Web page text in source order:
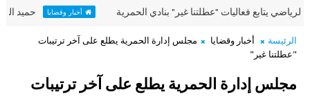
فعاليات "عطلتنا غير" بنادي الحمرية أخبار وقضايا حميد الشامسي
الرئيسة أخبار وقضايا
مجلس إدارة الحمرية يطلع على آخر ترتيبات
"عطلتنا غير"
مجلس إدارة الحمرية يطلع على آخر ترتيبات